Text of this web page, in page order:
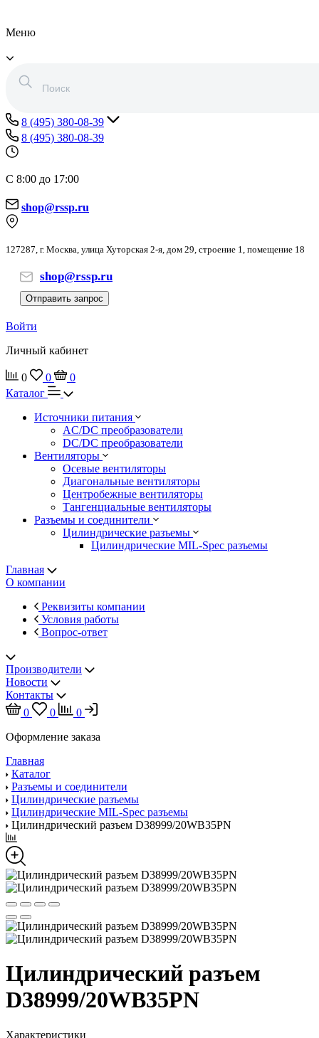
Меню
8 (495) 380-08-39
8 (495) 380-08-39
С 8:00 до 17:00
shop@rssp.ru
127287, г. Москва, улица Хуторская 2-я, дом 29, строение 1, помещение 18
shop@rssp.ru
Отправить запрос
Войти
Личный кабинет
0 0
0
Каталог
Источники питания
AC/DC преобразователи
DC/DC преобразователи
Вентиляторы
Осевые вентиляторы
Диагональные вентиляторы
Центробежные вентиляторы
Тангенциальные вентиляторы
Разъемы и соединители
Цилиндрические разъемы
Цилиндрические MIL-Spec разъемы
Главная
О компании
Реквизиты компании
Условия работы
Вопрос-ответ
Производители
Новости
Контакты
0
0
0
Оформление заказа
Главная
Каталог
Разъемы и соединители
Цилиндрические разъемы
Цилиндрические MIL-Spec разъемы
Цилиндрический разъем D38999/20WB35PN
Цилиндрический разъем
D38999/20WB35PN
Характеристики